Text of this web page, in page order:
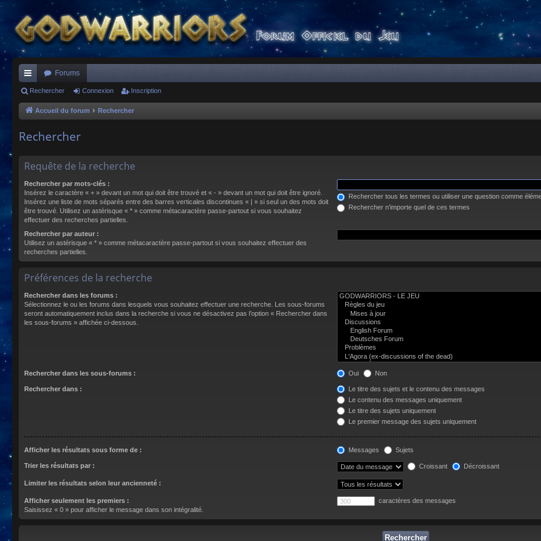
ac
co
s
Forums
Rechercher Connexion Inscription
Accueil du forum Rechercher
Rechercher
Requête de la recherche
Rechercher par mots-clés :
Insérez le caractère « + » devant un mot qui doit être trouvé et « - » devant un mot qui doit être ignoré.
Insérez une liste de mots séparés entre des barres verticales discontinues « | » si seul un des mots doit
être trouvé. Utilisez un astérisque « * » comme métacaractère passe-partout si vous souhaitez
effectuer des recherches partielles.
Rechercher tous les termes ou utiliser une question comme
Rechercher n’importe quel de ces termes
Rechercher par auteur :
Utilisez un astérisque « * » comme métacaractère passe-partout si vous souhaitez effectuer des
recherches partielles.
Préférences de la recherche
Rechercher dans les forums :
Sélectionnez le ou les forums dans lesquels vous souhaitez effectuer une recherche. Les sous-forums
seront automatiquement inclus dans la recherche si vous ne désactivez pas l’option « Rechercher dans
les sous-forums » affichée ci-dessous.
Rechercher dans les sous-forums : Oui Non
Rechercher dans :
Le titre des sujets et le contenu des messages
Le contenu des messages uniquement
Le titre des sujets uniquement
Le premier message des sujets uniquement
Afficher les résultats sous forme de : Messages Sujets
Trier les résultats par : Croissant Décroissant
Limiter les résultats selon leur ancienneté :
Afficher seulement les premiers :
Saisissez « 0 » pour afficher le message dans son intégralité.
caractères des messages